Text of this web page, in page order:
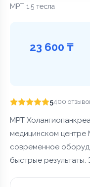
МРТ 1.5 тесла
23 600 ₸
5400
МРТ
медицинском
современное
быстрые результаты.